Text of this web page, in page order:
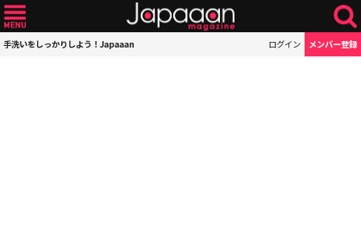
手洗いをしっかりしよう！Japaaan ログイン メンバー登録